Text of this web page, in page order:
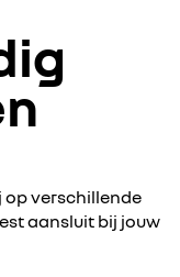
op verschillende
aansluit bij jouw